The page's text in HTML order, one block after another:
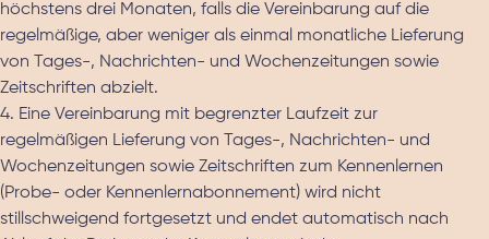
höchstens drei Monaten, falls die Vereinbarung auf die
regelmäßige, aber weniger als einmal monatliche Lieferung
von Tages-, Nachrichten- und Wochenzeitungen sowie
Zeitschriften abzielt.
4. Eine Vereinbarung mit begrenzter Laufzeit zur
regelmäßigen Lieferung von Tages-, Nachrichten- und
Wochenzeitungen sowie Zeitschriften zum Kennenlernen
(Probe- oder Kennenlernabonnement) wird nicht
stillschweigend fortgesetzt und endet automatisch nach